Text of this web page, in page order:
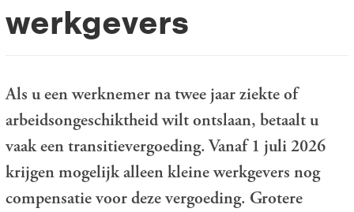
werkgevers
Als u een werknemer na twee jaar ziekte of
arbeidsongeschiktheid wilt ontslaan, betaalt u
vaak een transitievergoeding. Vanaf 1 juli 2026
krijgen mogelijk alleen kleine werkgevers nog
compensatie voor deze vergoeding. Grotere